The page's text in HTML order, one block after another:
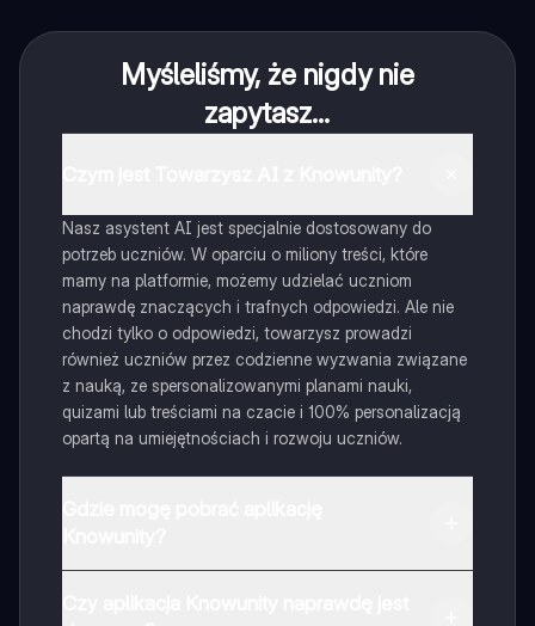
Myśleliśmy, że nigdy nie
zapytasz...
Nasz asystent AI jest specjalnie dostosowany do
potrzeb uczniów. W oparciu o miliony treści, które
mamy na platformie, możemy udzielać uczniom
naprawdę znaczących i trafnych odpowiedzi. Ale nie
chodzi tylko o odpowiedzi, towarzysz prowadzi
również uczniów przez codzienne wyzwania związane
z nauką, ze spersonalizowanymi planami nauki,
quizami lub treściami na czacie i 100% personalizacją
opartą na umiejętnościach i rozwoju uczniów.